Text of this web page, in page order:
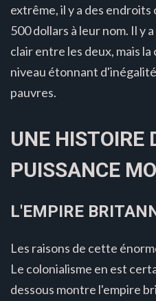
extrême, il y a des endroits
500 dollars à leur nom. Il y
clair entre les deux, mais
niveau étonnant
pauvres.
UNE HISTOIRE
PUISSANCE
L'EMPIRE
Les raisons de cette
Le colonialisme en est
dessous montre l'empire